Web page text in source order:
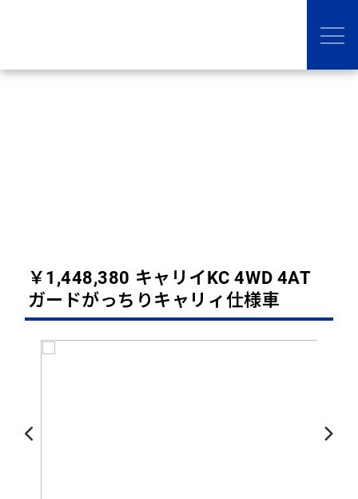
￥1,448,380 キャリイKC 4WD 4AT
ガードがっちりキャリィ仕様車